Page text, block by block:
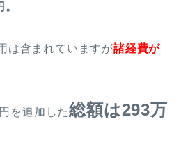
は含まれていますが諸経費が
を追加した総額は293万